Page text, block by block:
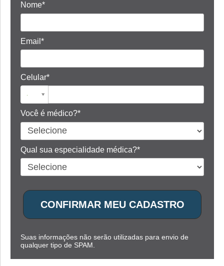
Nome*
Email*
Celular*
Você é médico?*
Qual sua especialidade médica?*
CONFIRMAR MEU CADASTRO
Suas informações não serão utilizadas para envio de
qualquer tipo de SPAM.